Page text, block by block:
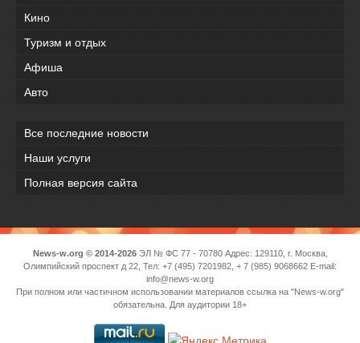
Кино
Туризм и отдых
Афиша
Авто
Все последние новости
Наши услуги
Полная версия сайта
News-w.org © 2014-2026ЭЛ № ФС 77 - 70780 Адрес: 129110, г. Москва,
Олимпийский проспект д 22, Тел: +7 (495) 7201982, + 7 (985) 9068662 E-mail:
info@news-w.org
При полном или частичном использовании материалов ссылка на "News-w.org"
обязательна. Для аудитории 18+